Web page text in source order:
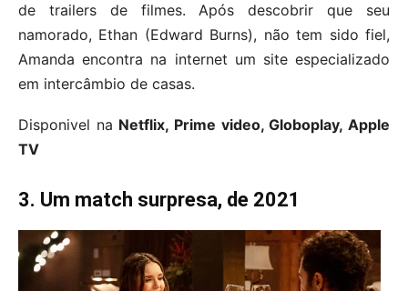
de trailers de filmes. Após descobrir que seu
namorado, Ethan (Edward Burns), não tem sido fiel,
Amanda encontra na internet um site especializado
em intercâmbio de casas.
Disponivel na Netflix, Prime video, Globoplay, Apple
TV
3. Um match surpresa, de 2021